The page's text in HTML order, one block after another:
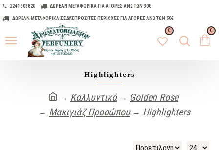
2241 303820 ΔΩΡΕΑΝ ΜΕΤΑΦΟΡΙΚΑ ΓΙΑ ΑΓΟΡΕΣ ΑΝΩ ΤΩΝ 30€
ΔΩΡΕΑΝ ΜΕΤΑΦΟΡΙΚΑ ΣΕ ΔΥΣΠΡΟΣΙΤΕΣ ΠΕΡΙΟΧΕΣ ΓΙΑ ΑΓΟΡΕΣ ΑΝΩ ΤΩΝ 50€
0 0
Καλλυντικά
Golden Rose
Μακιγιάζ Προσώπου
Highlighters
Highlighters